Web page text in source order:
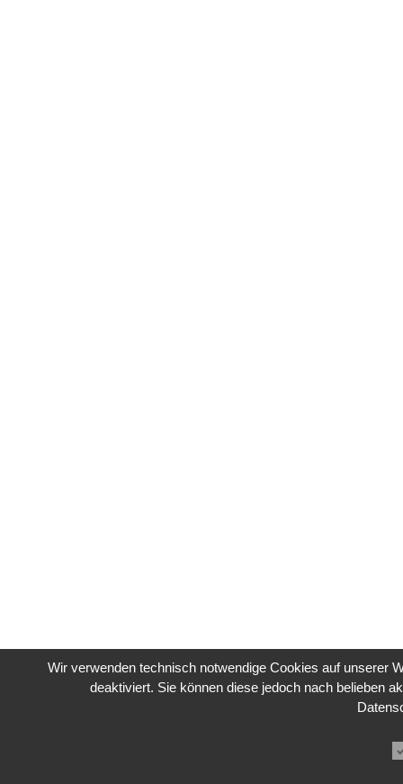
Wir verwenden technisch notwendige Cookies auf unserer
deaktiviert. Sie können diese jedoch nach belieben